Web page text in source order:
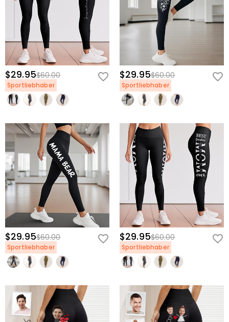
$29.95$60.00
Sportliebhaber
$29.95$60.00
Sportliebhaber
$29.95$60.00
Sportliebhaber
$29.95$60.00
Sportliebhaber